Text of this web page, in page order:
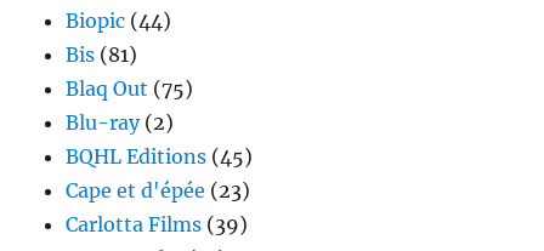
Biopic (44)
Bis (81)
Blaq Out (75)
Blu-ray(2)
BQHL Editions (45)
Cape et d'épée (23)
Carlotta Films (39)